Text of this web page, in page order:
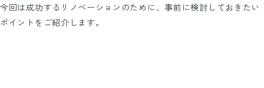
今回は成功するリノベーションのために、事前に検討しておきたい
ポイントをご紹介します。